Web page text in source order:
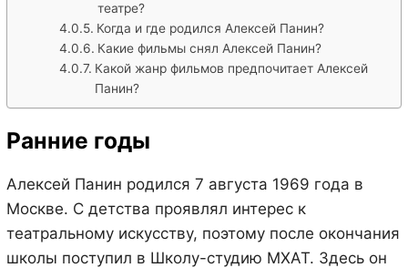
театре?
Когда и где родился Алексей Панин?
Какие фильмы снял Алексей Панин?
Какой жанр фильмов предпочитает Алексей
Панин?
Ранние годы
Алексей Панин родился 7 августа 1969 года в
Москве. С детства проявлял интерес к
театральному искусству, поэтому после окончания
школы поступил в Школу-студию МХАТ. Здесь он